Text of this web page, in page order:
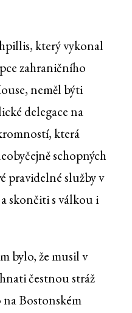
který vykonal
zahraničního
neměl býti
delegace na
která
schopných
pravidelné služby v
skončiti s válkou i
bylo, že musil v
čestnou stráž
Bostonském